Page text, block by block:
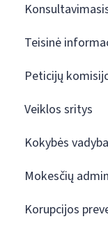
Teisinė
Peticijų
Veiklos sritys
Kokybės vadyba
Mokesčių
Korupcijos